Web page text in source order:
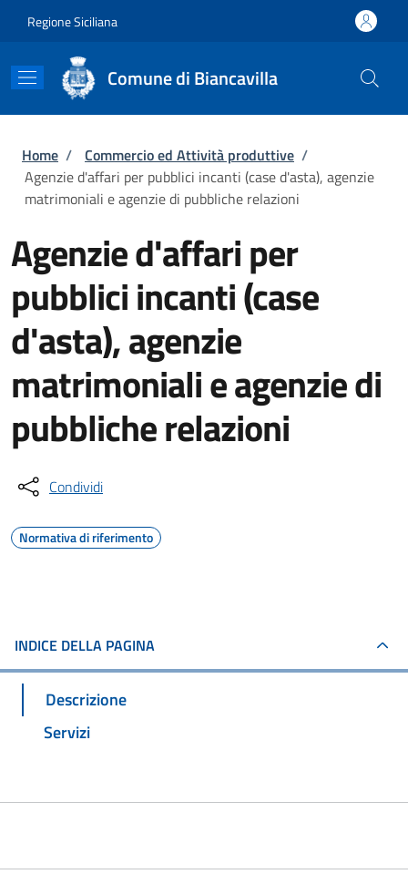
Regione Siciliana
Comune di Biancavilla
Briciole di pane
Home / Commercio ed Attività produttive /
Agenzie d'affari per pubblici incanti (case d'asta), agenzie
matrimoniali e agenzie di pubbliche relazioni
Agenzie d'affari per
pubblici incanti (case
d'asta), agenzie
matrimoniali e agenzie di
pubbliche relazioni
Condividi
Normativa di riferimento
INDICE DELLA PAGINA
Descrizione
Servizi